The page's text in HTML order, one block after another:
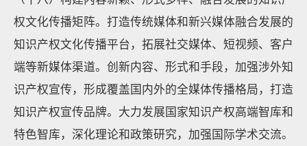
权文化传播矩阵。打造传统媒体和新兴媒体融合发展的
知识产权文化传播平台，拓展社交媒体、短视频、客户
端等新媒体渠道。创新内容、形式和手段，加强涉外知
识产权宣传，形成覆盖国内外的全媒体传播格局，打造
知识产权宣传品牌。大力发展国家知识产权高端智库和
特色智库，深化理论和政策研究，加强国际学术交流。